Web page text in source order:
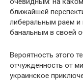
ближайшей
либеральным раем и
банальным в своей
Вероятность этого
отчужденность от
украинское